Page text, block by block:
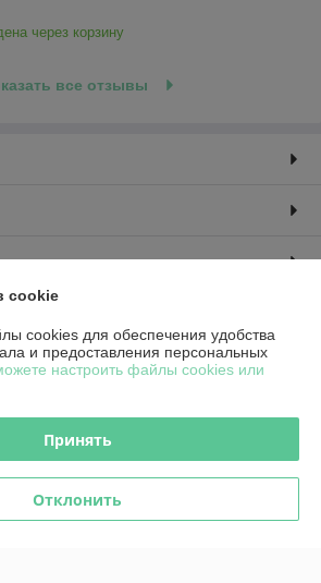
через корзину
все отзывы
cookies
Deal.by
cookie
cookies для обеспечения удобства
и предоставления персональных
настроить файлы cookies или
Принять
Отклонить